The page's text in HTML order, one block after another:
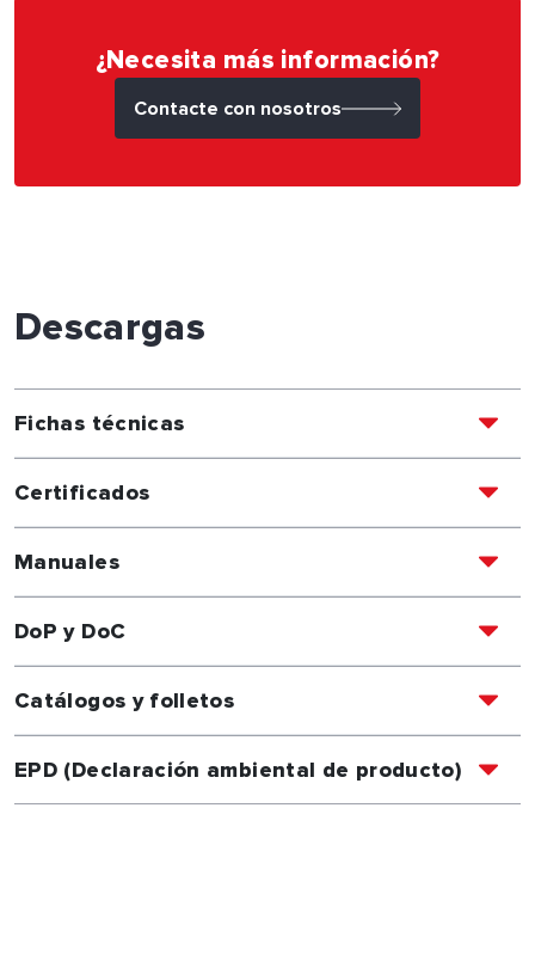
¿Necesita más información?
Contacte con nosotros
Descargas
Fichas técnicas
Certificados
Manuales
DoP y DoC
Catálogos y folletos
EPD (Declaración ambiental de producto)